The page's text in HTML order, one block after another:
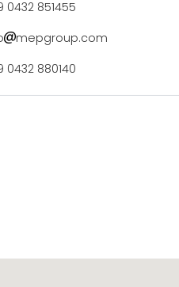
SECOND-
COMMUNICATION
0432 851455
mepgroup.com
0432 880140